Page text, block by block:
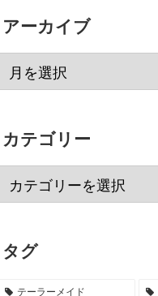
アーカイブ
カテゴリー
タグ
テーラーメイド